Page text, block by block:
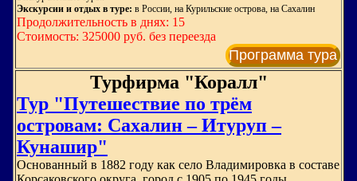
Экскурсии и отдых в туре: в России, на Курильские острова, на Сахалин
Продолжительность в днях: 15
Стоимость: 325000 руб. без переезда
Программа тура
Турфирма "Коралл"
Тур "Путешествие по трём
островам: Сахалин – Итуруп –
Кунашир"
Основанный в 1882 году как село Владимировка в составе